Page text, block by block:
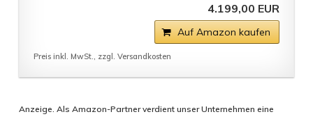
4.199,00 EUR
Auf Amazon kaufen
Preis inkl. MwSt., zzgl. Versandkosten
Anzeige. Als Amazon-Partner verdient unser Unternehmen eine